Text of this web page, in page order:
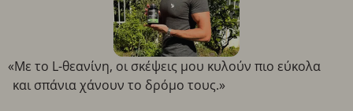
«Με το L-θεανίνη, οι σκέψεις μου κυλούν πιο εύκολα
και σπάνια χάνουν το δρόμο τους.»